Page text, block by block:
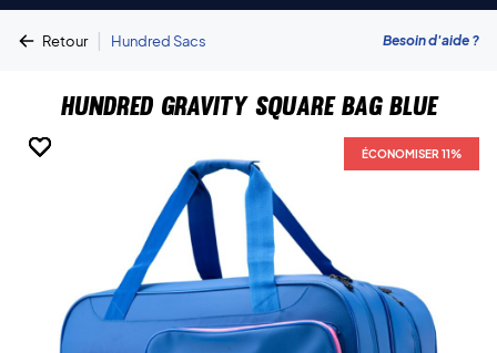
Retour | Hundred Sacs Besoin d'aide ?
Hundred Gravity Square Bag Blue
ÉCONOMISER 11%
ÉCONOMISER 11%
ÉCONOMISER 11%
ÉCONOMISER 11%
ÉCONOMISER 11%
ÉCONOMISER 11%